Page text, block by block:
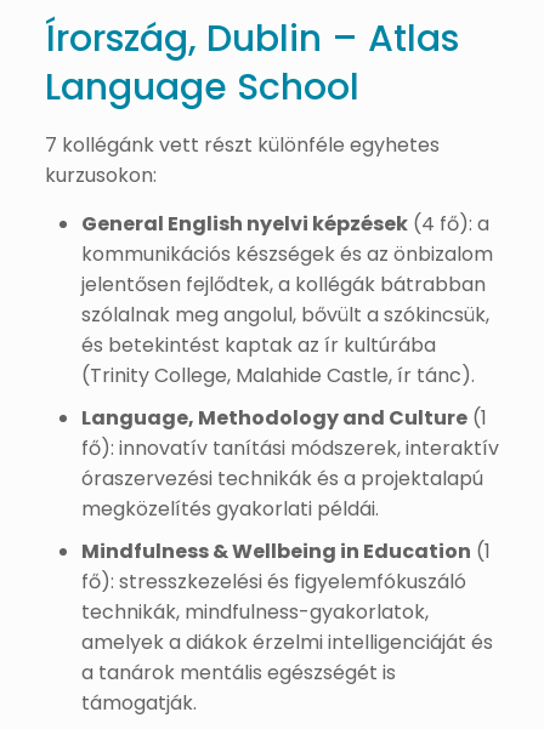
Írország, Dublin – Atlas
Language School
7 kollégánk vett részt különféle egyhetes
kurzusokon:
General English nyelvi képzések(4 fő): a
kommunikációs készségek és az önbizalom
jelentősen fejlődtek, a kollégák bátrabban
szólalnak meg angolul, bővült a szókincsük,
és betekintést kaptak az ír kultúrába
(Trinity College, Malahide Castle, ír tánc).
Language, Methodology and Culture(1
fő): innovatív tanítási módszerek, interaktív
óraszervezési technikák és a projektalapú
megközelítés gyakorlati példái.
Mindfulness & Wellbeing in Education (1
fő): stresszkezelési és figyelemfókuszáló
technikák, mindfulness-gyakorlatok,
amelyek a diákok érzelmi intelligenciáját és
a tanárok mentális egészségét is
támogatják.